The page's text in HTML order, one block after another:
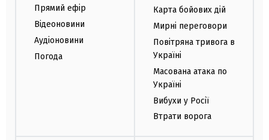
Прямий ефір
Відеоновини
Аудіоновини
Погода
Карта бойових дій
Мирні переговори
Повітряна тривога в
Україні
Масована атака по
Україні
Вибухи у Росії
Втрати ворога